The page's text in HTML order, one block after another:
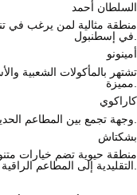
السلطان أحمد
منطقة مثالية لمن يرغب في
أمينونو
تشتهر بالمأكولات الشعبية
كاراكوي
بشكتاش
منطقة حيوية تضم خيارات
التقليدية إلى المطاعم الراقية.